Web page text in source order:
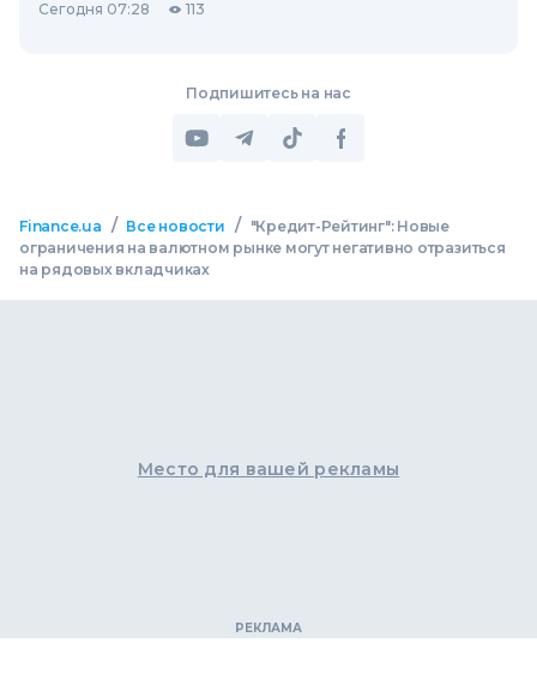
Сегодня 07:28 113
Подпишитесь на нас
Finance.ua / Все новости /
"Кредит-Рейтинг": Новые
ограничения на валютном рынке могут негативно отразиться
на рядовых вкладчиках
Место для вашей рекламы